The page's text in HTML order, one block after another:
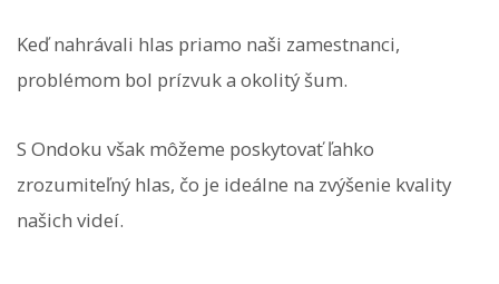
Keď nahrávali hlas priamo naši zamestnanci,
problémom bol prízvuk a okolitý šum.
S Ondoku však môžeme poskytovať ľahko
zrozumiteľný hlas, čo je ideálne na zvýšenie kvality
našich videí.